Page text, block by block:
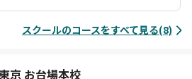
スクールのコースをすべて見る(8)
京 お台場本校